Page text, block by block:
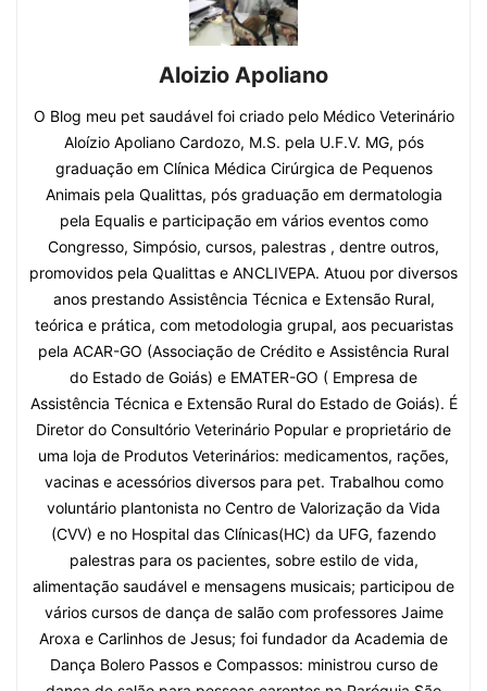
Aloizio Apoliano
O Blog meu pet saudável foi criado pelo Médico Veterinário
Aloízio Apoliano Cardozo, M.S. pela U.F.V. MG, pós
graduação em Clínica Médica Cirúrgica de Pequenos
Animais pela Qualittas, pós graduação em dermatologia
pela Equalis e participação em vários eventos como
Congresso, Simpósio, cursos, palestras , dentre outros,
promovidos pela Qualittas e ANCLIVEPA. Atuou por diversos
anos prestando Assistência Técnica e Extensão Rural,
teórica e prática, com metodologia grupal, aos pecuaristas
pela ACAR-GO (Associação de Crédito e Assistência Rural
do Estado de Goiás) e EMATER-GO ( Empresa de
Assistência Técnica e Extensão Rural do Estado de Goiás). É
Diretor do Consultório Veterinário Popular e proprietário de
uma loja de Produtos Veterinários: medicamentos, rações,
vacinas e acessórios diversos para pet. Trabalhou como
voluntário plantonista no Centro de Valorização da Vida
(CVV) e no Hospital das Clínicas(HC) da UFG, fazendo
palestras para os pacientes, sobre estilo de vida,
alimentação saudável e mensagens musicais; participou de
vários cursos de dança de salão com professores Jaime
Aroxa e Carlinhos de Jesus; foi fundador da Academia de
Dança Bolero Passos e Compassos: ministrou curso de